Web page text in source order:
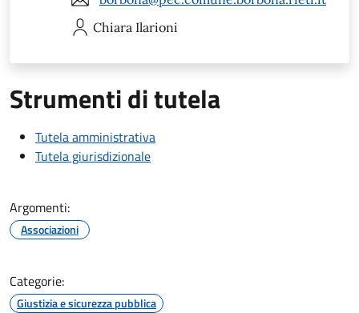
Chiara Ilarioni
Strumenti di tutela
Tutela amministrativa
Tutela giurisdizionale
Argomenti:
Associazioni
Categorie:
Giustizia e sicurezza pubblica